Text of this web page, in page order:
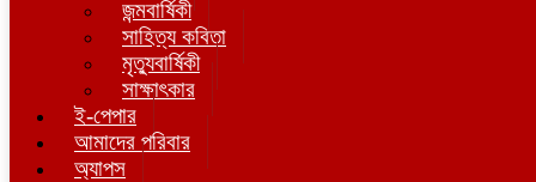
জন্মবার্ষিকী
সাহিত্য কবিতা
মৃত্যুবার্ষিকী
সাক্ষাৎকার
ই-পেপার
আমাদের পরিবার
অ্যাপস